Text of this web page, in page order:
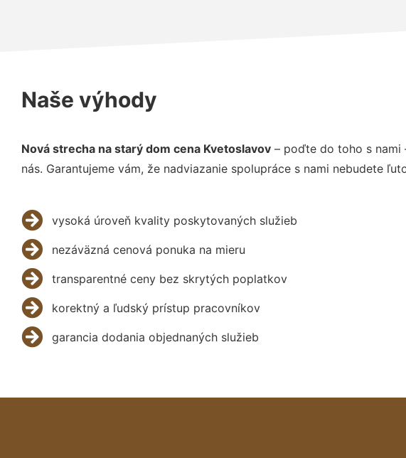
Naše výhody
Nová strecha na starý dom cena Kvetoslavov – poďte do toho s nami
nás. Garantujeme vám, že nadviazanie spolupráce s nami nebudete
vysoká úroveň kvality poskytovaných služieb
nezáväzná cenová ponuka na mieru
transparentné ceny bez skrytých poplatkov
korektný a ľudský prístup pracovníkov
garancia dodania objednaných služieb